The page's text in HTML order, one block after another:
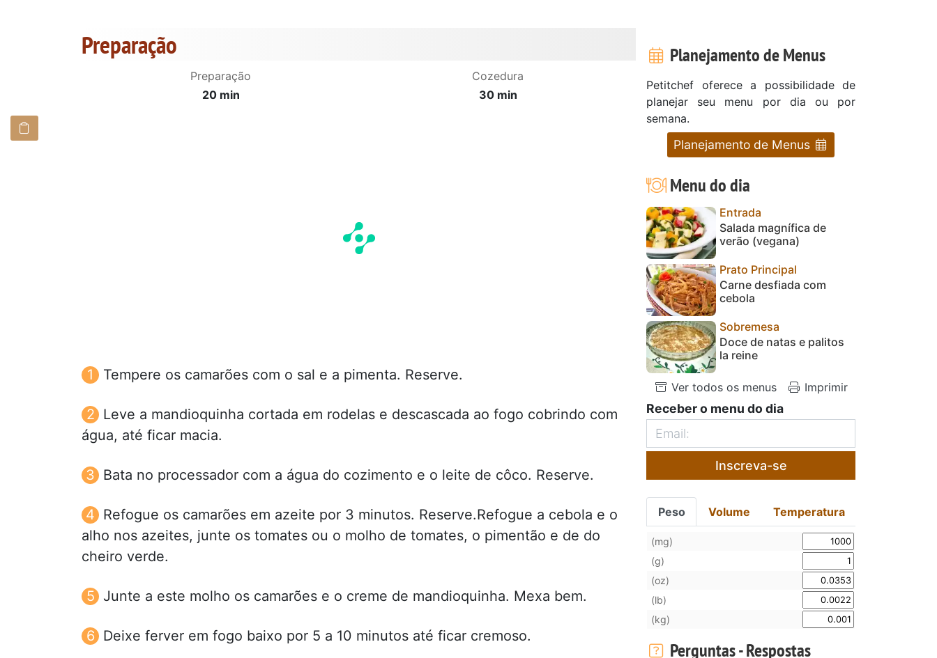
Preparação
Preparação
20 min
Cozedura
30 min
Tempere os camarões com o sal e a pimenta. Reserve.
Leve a mandioquinha cortada em rodelas e descascada ao fogo cobrindo com
água, até ficar macia.
Bata no processador com a água do cozimento e o leite de côco. Reserve.
Refogue os camarões em azeite por 3 minutos. Reserve.Refogue a cebola e o
alho nos azeites, junte os tomates ou o molho de tomates, o pimentão e de do
cheiro verde.
Junte a este molho os camarões e o creme de mandioquinha. Mexa bem.
Deixe ferver em fogo baixo por 5 a 10 minutos até ficar cremoso.
Planejamento de Menus
Petitchef oferece a possibilidade de
planejar seu menu por dia ou por
semana.
Planejamento de Menus
Menu do dia
Entrada
Salada magnífica de
verão (vegana)
Prato Principal
Carne desfiada com
cebola
Sobremesa
Doce de natas e palitos
la reine
Ver todos os menus Imprimir
Receber o menu do dia
Inscreva-se
Peso Volume Temperatura
(mg)
(g)
(oz)
(lb)
(kg)
Perguntas - Respostas